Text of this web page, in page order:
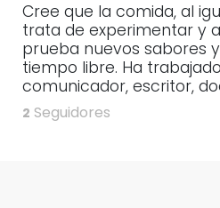
Cree que la comida, al
trata de experimentar y
prueba nuevos sabores
tiempo libre. Ha
comunicador, escritor,
2 Seguidores